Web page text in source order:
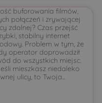
buforowania filmów,
połączeń i zrywającej
zdalnej? Czas przejść
stabilny internet
Problem w tym, że
operator doprowadził
do wszystkich miejsc.
mieszkasz niedaleko
ulicy, to Twoja...